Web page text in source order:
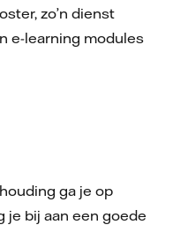
zo’n dienst
e-learning modules
ga je op
je bij aan een goede